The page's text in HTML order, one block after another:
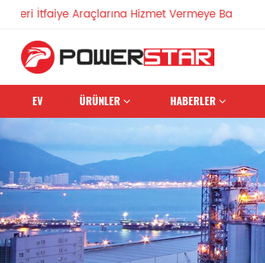
Araçlarına Hizmet Vermeye Bağlı
EV ÜRÜNLER HABERLER